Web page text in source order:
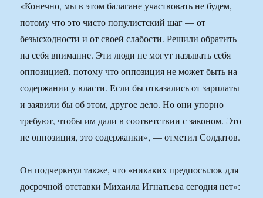
«Конечно, мы в этом балагане участвовать не будем,
потому что это чисто популистский шаг — от
безысходности и от своей слабости. Решили обратить
на себя внимание. Эти люди не могут называть себя
оппозицией, потому что оппозиция не может быть на
содержании у власти. Если бы отказались от зарплаты
и заявили бы об этом, другое дело. Но они упорно
требуют, чтобы им дали в соответствии с законом. Это
не оппозиция, это содержанки», — отметил Солдатов.
Он подчеркнул также, что «никаких предпосылок для
досрочной отставки Михаила Игнатьева сегодня нет»: